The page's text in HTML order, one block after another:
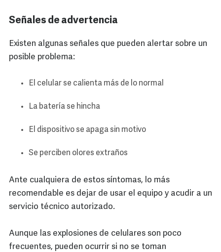
Señales de advertencia
Existen algunas señales que pueden alertar sobre un
posible problema:
El celular se calienta más de lo normal
La batería se hincha
El dispositivo se apaga sin motivo
Se perciben olores extraños
Ante cualquiera de estos síntomas, lo más
recomendable es dejar de usar el equipo y acudir a un
servicio técnico autorizado.
Aunque las explosiones de celulares son poco
frecuentes, pueden ocurrir si no se toman